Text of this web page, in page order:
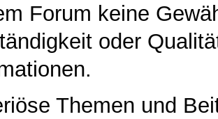
Forum keine
oder
Themen und